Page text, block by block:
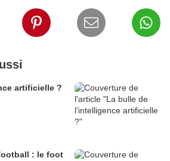
artificielle ?
: le foot